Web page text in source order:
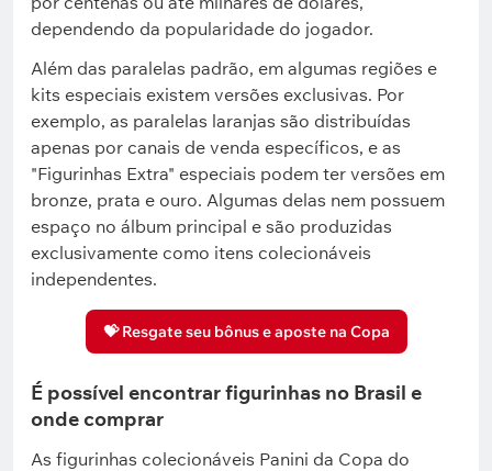
dependendo da popularidade do jogador.
Além das paralelas padrão, em algumas regiões e
kits especiais existem versões exclusivas. Por
exemplo, as paralelas laranjas são distribuídas
apenas por canais de venda específicos, e as
"Figurinhas Extra" especiais podem ter versões em
bronze, prata e ouro. Algumas delas nem possuem
espaço no álbum principal e são produzidas
exclusivamente como itens colecionáveis
independentes.
💝 Resgate seu bônus e aposte na Copa
É possível encontrar figurinhas no Brasil e
onde comprar
As figurinhas colecionáveis Panini da Copa do